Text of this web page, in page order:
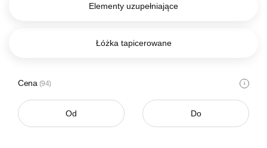
Elementy uzupełniające
Łóżka tapicerowane
Cena (94) i